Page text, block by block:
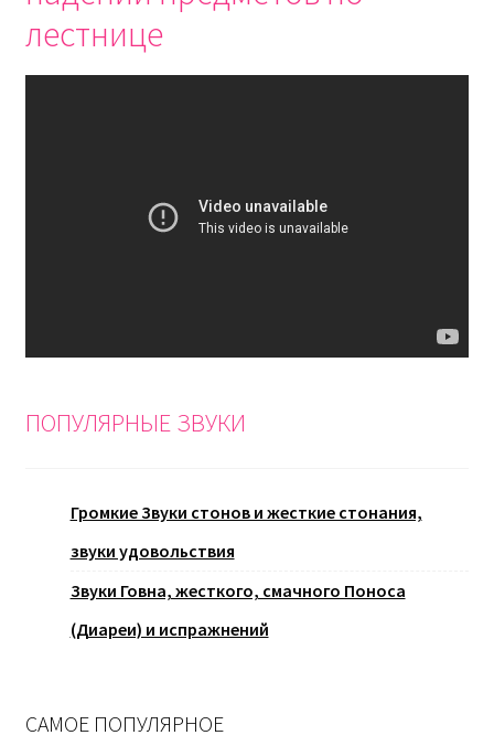
лестнице
ПОПУЛЯРНЫЕ ЗВУКИ
Громкие Звуки стонов и жесткие стонания,
звуки удовольствия
Звуки Говна, жесткого, смачного Поноса
(Диареи) и испражнений
САМОЕ ПОПУЛЯРНОЕ